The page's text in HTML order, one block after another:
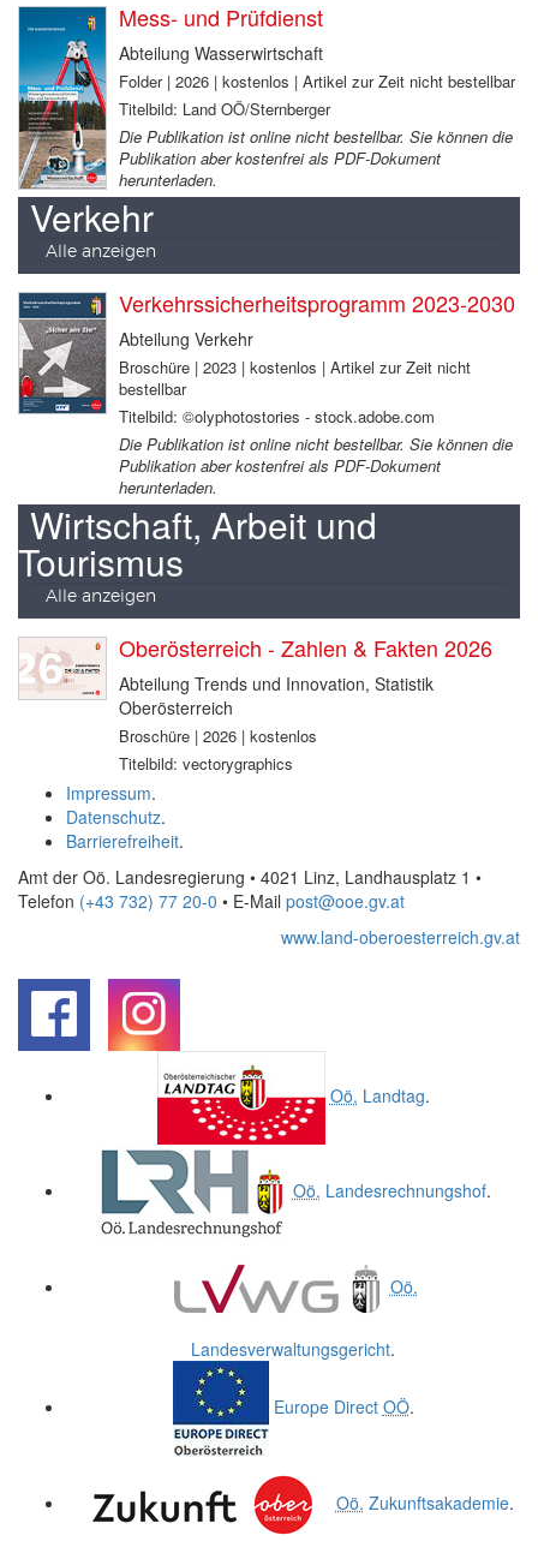
Mess- und Prüfdienst
Abteilung Wasserwirtschaft
Folder | 2026 | kostenlos | Artikel zur Zeit nicht bestellbar
Titelbild: Land OÖ/Sternberger
Die Publikation ist online nicht bestellbar. Sie können die
Publikation aber kostenfrei als PDF-Dokument
herunterladen.
Verkehr
Alle anzeigen
Verkehrssicherheitsprogramm 2023-2030
Abteilung Verkehr
Broschüre | 2023 | kostenlos | Artikel zur Zeit nicht
bestellbar
Titelbild: ©olyphotostories - stock.adobe.com
Die Publikation ist online nicht bestellbar. Sie können die
Publikation aber kostenfrei als PDF-Dokument
herunterladen.
Wirtschaft, Arbeit und
Tourismus
Alle anzeigen
Oberösterreich - Zahlen & Fakten 2026
Abteilung Trends und Innovation, Statistik
Oberösterreich
Broschüre | 2026 | kostenlos
Titelbild: vectorygraphics
Impressum.
Datenschutz.
Barrierefreiheit.
Amt der Oö. Landesregierung • 4021 Linz, Landhausplatz 1 •
Telefon (+43 732) 77 20-0 • E-Mail post@ooe.gv.at
www.land-oberoesterreich.gv.at
Oö. Landtag.
Oö. Landesrechnungshof.
Oö.
Landesverwaltungsgericht.
Europe Direct OÖ.
Oö. Zukunftsakademie.